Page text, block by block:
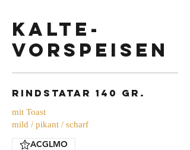
Kalte-
Vorspeisen
Rindstatar 140 gr.
mit Toast
mild / pikant / scharf
ACGLMO